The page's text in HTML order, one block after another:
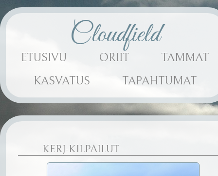
Cloudfield
ETUSIVU ORIIT
TAMMAT
KASVATUS
TAPAHTUMAT
KERJ-KILPAILUT